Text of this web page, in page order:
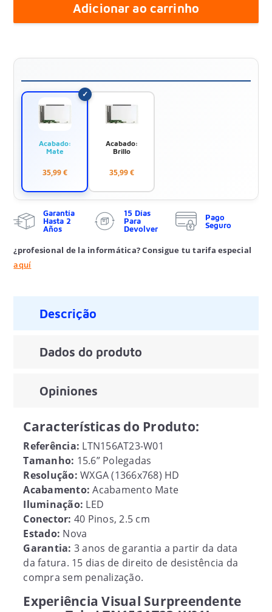
Adicionar ao carrinho
Acabado:
Mate
35,99 €
Acabado:
Brillo
35,99 €
Garantía
Hasta 2
Años
15 Días
Para
Devolver
Pago
Seguro
¿profesional de la informática? Consigue tu tarifa especial
aquí
Descrição
Dados do produto
Opiniones
Características do Produto:
Referência: LTN156AT23-W01
Tamanho: 15.6” Polegadas
Resolução: WXGA (1366x768) HD
Acabamento: Acabamento Mate
Iluminação: LED
Conector: 40 Pinos, 2.5 cm
Estado: Nova
Garantia: 3 anos de garantia a partir da data
da fatura. 15 dias de direito de desistência da
compra sem penalização.
Experiência Visual Surpreendente